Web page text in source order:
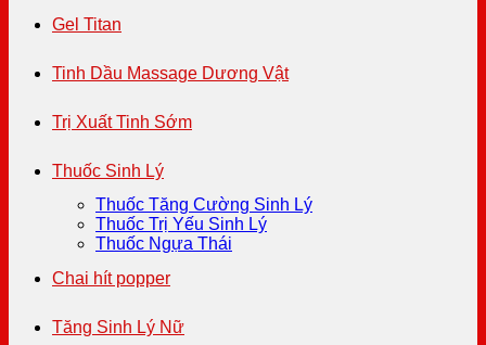
Gel Titan
Tinh Dầu Massage Dương Vật
Trị Xuất Tinh Sớm
Thuốc Sinh Lý
Thuốc Tăng Cường Sinh Lý
Thuốc Trị Yếu Sinh Lý
Thuốc Ngựa Thái
Chai hít popper
Tăng Sinh Lý Nữ